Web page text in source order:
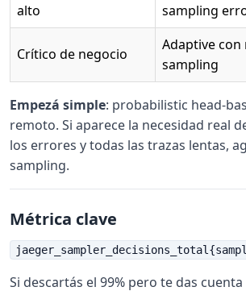
alto
sampling
Crítico de negocio
Adaptive
sampling
Empezá simple: probabilistic head-
remoto. Si aparece la necesidad real
los errores y todas las trazas lentas,
sampling.
Métrica clave
Si descartás el 99% pero te das